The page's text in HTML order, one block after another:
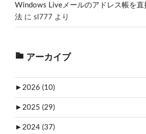
Windows Liveメールのアドレス帳を直
法 に sl777 より
アーカイブ
► 2026 (10)
► 2025 (29)
► 2024 (37)